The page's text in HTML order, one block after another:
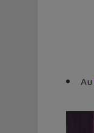
Au